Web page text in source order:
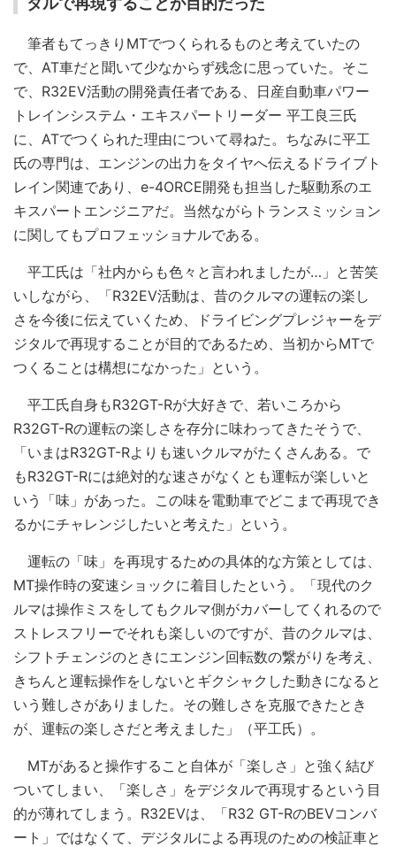
筆者もてっきりMTでつくられるものと考えていたの
で、AT車だと聞いて少なからず残念に思っていた。そこ
で、R32EV活動の開発責任者である、日産自動車パワー
トレインシステム・エキスパートリーダー 平工良三氏
に、ATでつくられた理由について尋ねた。ちなみに平工
氏の専門は、エンジンの出力をタイヤへ伝えるドライブト
レイン関連であり、e-4ORCE開発も担当した駆動系のエ
キスパートエンジニアだ。当然ながらトランスミッション
に関してもプロフェッショナルである。
平工氏は「社内からも色々と言われましたが…」と苦笑
いしながら、「R32EV活動は、昔のクルマの運転の楽し
さを今後に伝えていくため、ドライビングプレジャーをデ
ジタルで再現することが目的であるため、当初からMTで
つくることは構想になかった」という。
平工氏自身もR32GT-Rが大好きで、若いころから
R32GT-Rの運転の楽しさを存分に味わってきたそうで、
「いまはR32GT-Rよりも速いクルマがたくさんある。で
もR32GT-Rには絶対的な速さがなくとも運転が楽しいと
いう「味」があった。この味を電動車でどこまで再現でき
るかにチャレンジしたいと考えた」という。
運転の「味」を再現するための具体的な方策としては、
MT操作時の変速ショックに着目したという。「現代のク
ルマは操作ミスをしてもクルマ側がカバーしてくれるので
ストレスフリーでそれも楽しいのですが、昔のクルマは、
シフトチェンジのときにエンジン回転数の繋がりを考え、
きちんと運転操作をしないとギクシャクした動きになると
いう難しさがありました。その難しさを克服できたとき
が、運転の楽しさだと考えました」（平工氏）。
MTがあると操作すること自体が「楽しさ」と強く結び
ついてしまい、「楽しさ」をデジタルで再現するという目
的が薄れてしまう。R32EVは、「R32 GT-RのBEVコンバ
ート」ではなくて、デジタルによる再現のための検証車と